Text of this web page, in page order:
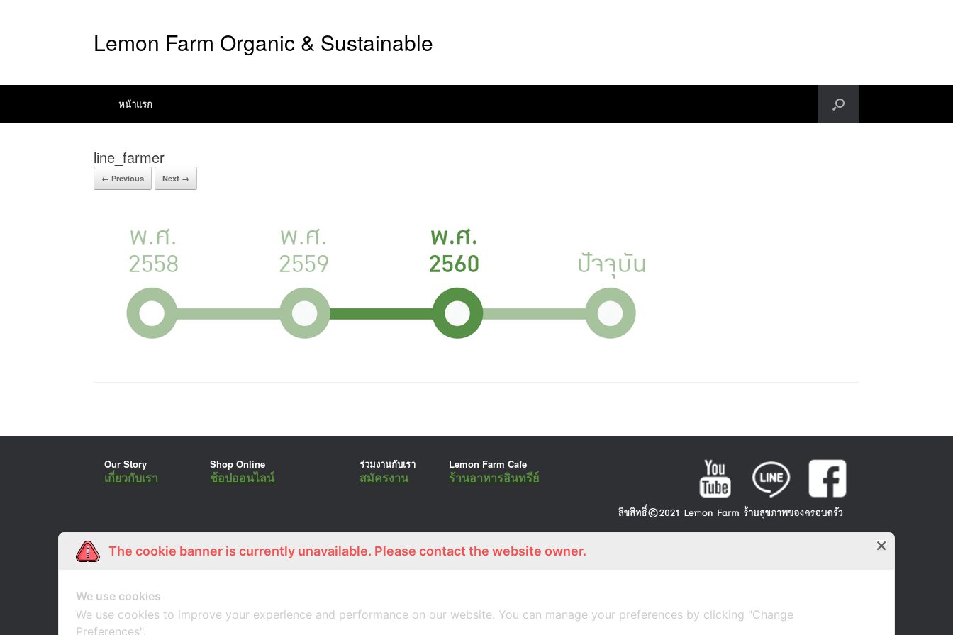
Lemon Farm Organic & Sustainable
หน้าแรก
line_farmer
← Previous Next →
Our Story
เกี่ยวกับเรา
Shop Online
ช้อปออนไลน์
ร่วมงานกับเรา
สมัครงาน
Lemon Farm Cafe
ร้านอาหารอินทรีย์
The cookie banner is currently unavailable. Please contact the website owner.
We use cookies
We use cookies to improve your experience and performance on our website. You can manage your preferences by clicking "Change
Preferences".